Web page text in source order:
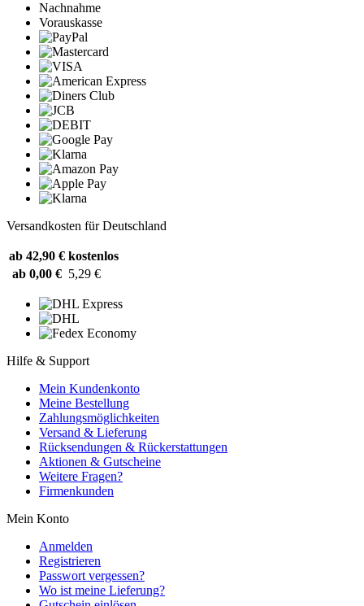
Nachnahme
Vorauskasse
Versandkosten für Deutschland
ab 42,90 € kostenlos
ab 0,00 € 5,29 €
Hilfe & Support
Mein Kundenkonto
Meine Bestellung
Zahlungsmöglichkeiten
Versand & Lieferung
Rücksendungen & Rückerstattungen
Aktionen & Gutscheine
Weitere Fragen?
Firmenkunden
Mein Konto
Anmelden
Registrieren
Passwort vergessen?
Wo ist meine Lieferung?